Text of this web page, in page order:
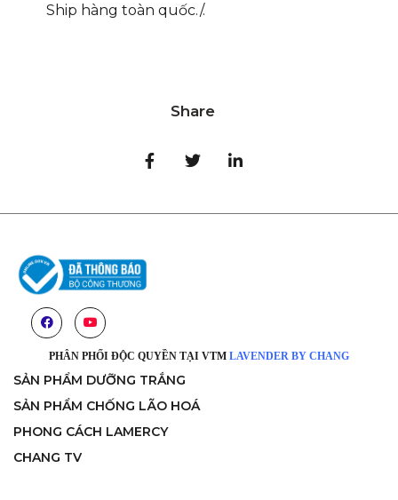
Ship hàng toàn quốc./.
Share
PHÂN PHỐI ĐỘC QUYỀN TẠI VTM LAVENDER BY CHANG
SẢN PHẨM DƯỠNG TRẮNG
SẢN PHẨM CHỐNG LÃO HOÁ
PHONG CÁCH LAMERCY
CHANG TV